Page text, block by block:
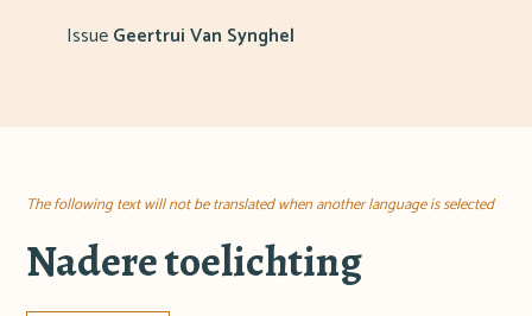
IssueGeertrui Van Synghel
The following text will not be translated when another language is selected
Nadere toelichting